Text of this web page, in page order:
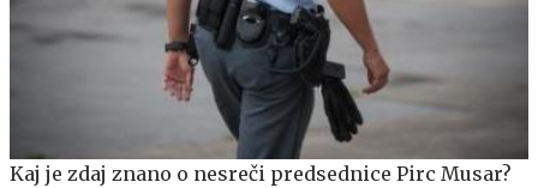
Kaj je zdaj znano o nesreči predsednice Pirc Musar?